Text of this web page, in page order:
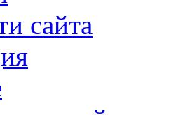
сайта